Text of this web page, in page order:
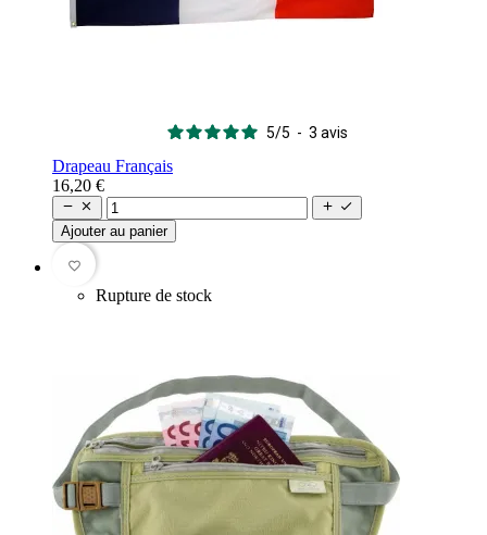
5/5 - 3 avis
Drapeau Français
16,20 €
   
Ajouter au panier
favorite_border
Rupture de stock